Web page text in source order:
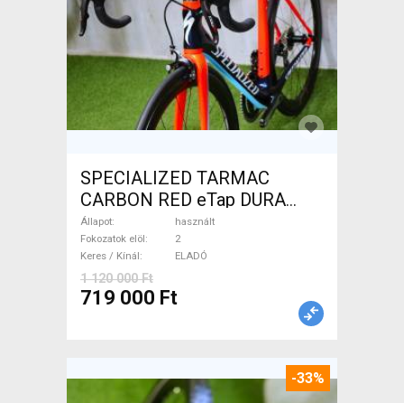
SPECIALIZED TARMAC
CARBON RED eTap DURA
Országúti használt ELADÓ
Állapot
használt
Fokozatok elöl
2
Keres / Kínál
ELADÓ
1 120 000 Ft
719 000 Ft
-33%